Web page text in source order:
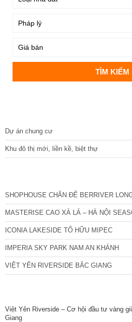
Dự án chung cư
Khu đô thị mới, liền kề, biệt thự
SHOPHOUSE CHÂN ĐẾ BERRIVER
MASTERISE CAO XÀ LÁ – HÀ NỘI
ICONIA LAKESIDE TỐ HỮU MIPEC
IMPERIA SKY PARK NAM AN KHÁNH
VIỆT YÊN RIVERSIDE BẮC GIANG
Việt Yên Riverside – Cơ hội đầu tư vàng
Giang